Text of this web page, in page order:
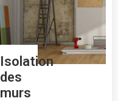
Isolation
des
murs